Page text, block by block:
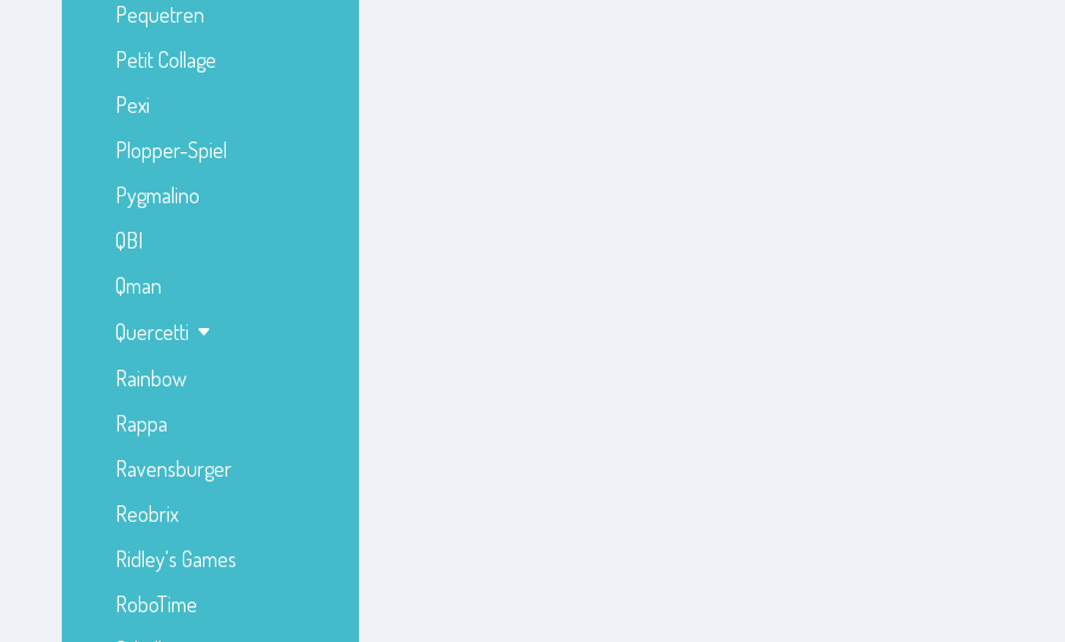
Pequetren
Petit Collage
Pexi
Plopper-Spiel
Pygmalino
QBI
Qman
Quercetti
Rainbow
Rappa
Ravensburger
Reobrix
Ridley's Games
RoboTime